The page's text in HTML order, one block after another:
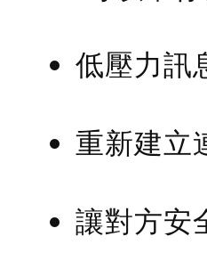
低壓力訊
重新建立
讓對方安